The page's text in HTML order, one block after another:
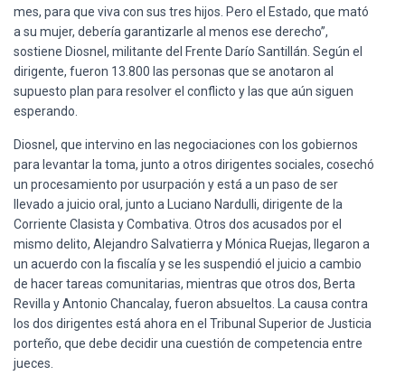
mes, para que viva con sus tres hijos. Pero el Estado, que mató
a su mujer, debería garantizarle al menos ese derecho”,
sostiene Diosnel, militante del Frente Darío Santillán. Según el
dirigente, fueron 13.800 las personas que se anotaron al
supuesto plan para resolver el conflicto y las que aún siguen
esperando.
Diosnel, que intervino en las negociaciones con los gobiernos
para levantar la toma, junto a otros dirigentes sociales, cosechó
un procesamiento por usurpación y está a un paso de ser
llevado a juicio oral, junto a Luciano Nardulli, dirigente de la
Corriente Clasista y Combativa. Otros dos acusados por el
mismo delito, Alejandro Salvatierra y Mónica Ruejas, llegaron a
un acuerdo con la fiscalía y se les suspendió el juicio a cambio
de hacer tareas comunitarias, mientras que otros dos, Berta
Revilla y Antonio Chancalay, fueron absueltos. La causa contra
los dos dirigentes está ahora en el Tribunal Superior de Justicia
porteño, que debe decidir una cuestión de competencia entre
jueces.